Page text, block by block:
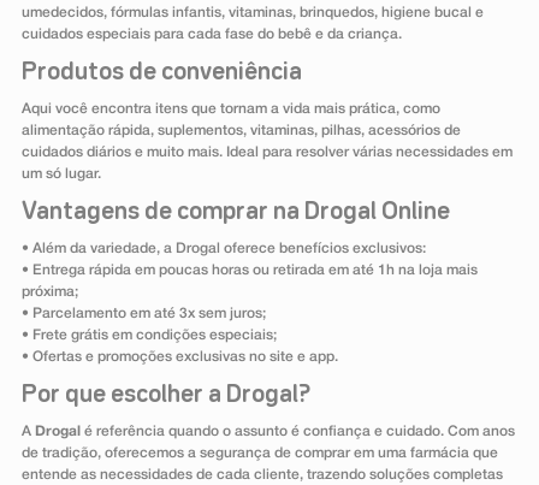
umedecidos, fórmulas infantis, vitaminas, brinquedos, higiene bucal e
cuidados especiais para cada fase do bebê e da criança.
Produtos de conveniência
Aqui você encontra itens que tornam a vida mais prática, como
alimentação rápida, suplementos, vitaminas, pilhas, acessórios de
cuidados diários e muito mais. Ideal para resolver várias necessidades em
um só lugar.
Vantagens de comprar na Drogal Online
• Além da variedade, a Drogal oferece benefícios exclusivos:
• Entrega rápida em poucas horas ou retirada em até 1h na loja mais
próxima;
• Parcelamento em até 3x sem juros;
• Frete grátis em condições especiais;
• Ofertas e promoções exclusivas no site e app.
Por que escolher a Drogal?
A Drogal é referência quando o assunto é confiança e cuidado. Com anos
de tradição, oferecemos a segurança de comprar em uma farmácia que
entende as necessidades de cada cliente, trazendo soluções completas